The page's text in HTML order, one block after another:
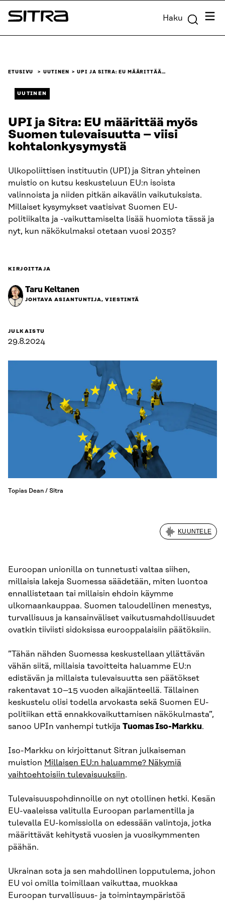
Siirry
suoraan
Sitra Haku
ETUSIVU UUTINEN UPI JA SITRA: EU MÄÄRITTÄÄ…
UUTINEN
UPI ja Sitra: EU määrittää myös
Suomen tulevaisuutta – viisi
kohtalonkysymystä
Ulkopoliittisen instituutin (UPI) ja Sitran yhteinen
muistio on kutsu keskusteluun EU:n isoista
valinnoista ja niiden pitkän aikavälin vaikutuksista.
Millaiset kysymykset vaatisivat Suomen EU-
politiikalta ja -vaikuttamiselta lisää huomiota tässä ja
nyt, kun näkökulmaksi otetaan vuosi 2035?
KIRJOITTAJA
Taru Keltanen
JOHTAVA ASIANTUNTIJA, VIESTINTÄ
JULKAISTU
29.8.2024
Topias Dean / Sitra
KUUNTELE
Euroopan unionilla on tunnetusti valtaa siihen,
millaisia lakeja Suomessa säädetään, miten luontoa
ennallistetaan tai millaisin ehdoin käymme
ulkomaankauppaa. Suomen taloudellinen menestys,
turvallisuus ja kansainväliset vaikutusmahdollisuudet
ovatkin tiiviisti sidoksissa eurooppalaisiin päätöksiin.
”Tähän nähden Suomessa keskustellaan yllättävän
vähän siitä, millaisia tavoitteita haluamme EU:n
edistävän ja millaista tulevaisuutta sen päätökset
rakentavat 10–15 vuoden aikajänteellä. Tällainen
keskustelu olisi todella arvokasta sekä Suomen EU-
politiikan että ennakkovaikuttamisen näkökulmasta”,
sanoo UPIn vanhempi tutkija Tuomas Iso-Markku.
Iso-Markku on kirjoittanut Sitran julkaiseman
muistion Millaisen EU:n haluamme? Näkymiä
vaihtoehtoisiin tulevaisuuksiin.
Tulevaisuuspohdinnoille on nyt otollinen hetki. Kesän
EU-vaaleissa valitulla Euroopan parlamentilla ja
tulevalla EU-komissiolla on edessään valintoja, jotka
määrittävät kehitystä vuosien ja vuosikymmenten
päähän.
Ukrainan sota ja sen mahdollinen lopputulema, johon
EU voi omilla toimillaan vaikuttaa, muokkaa
Euroopan turvallisuus- ja toimintaympäristöä